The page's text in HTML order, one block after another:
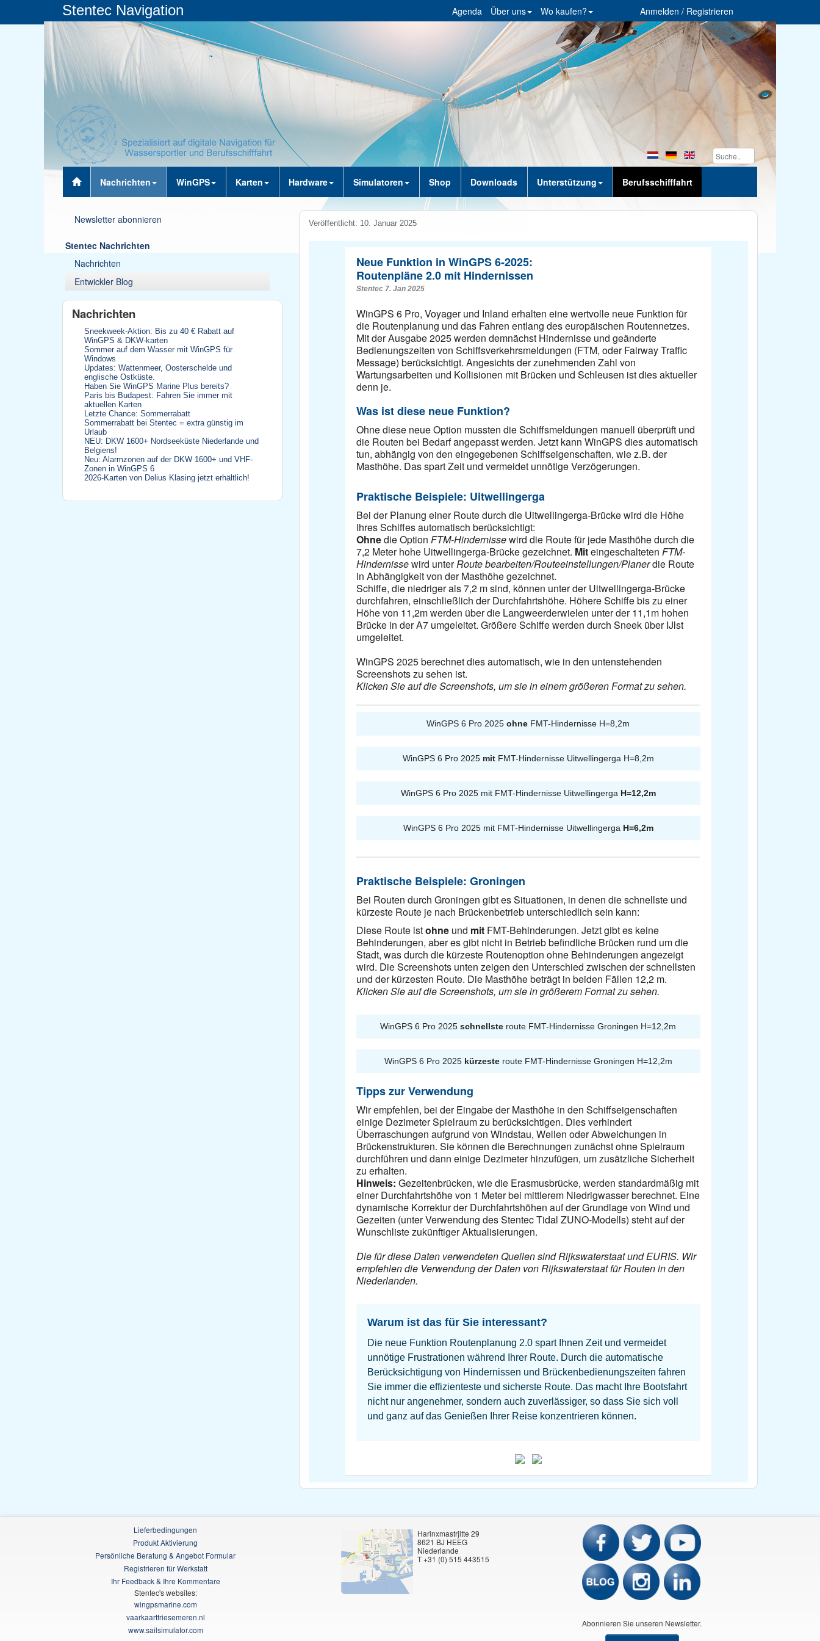
Stentec Navigation Anmelden / Registrieren
Wo kaufen?
Über uns
Agenda
Nachrichten WinGPS Karten Hardware Simulatoren Shop Downloads Unterstützung Berufsschifffahrt
Veröffentlicht: 10. Januar 2025
Neue Funktion in WinGPS 6-2025:
Routenpläne 2.0 mit Hindernissen
Stentec 7. Jan 2025
WinGPS 6 Pro, Voyager und Inland erhalten eine wertvolle neue Funktion für
die Routenplanung und das Fahren entlang des europäischen Routennetzes.
Mit der Ausgabe 2025 werden demnächst Hindernisse und geänderte
Bedienungszeiten von Schiffsverkehrsmeldungen (FTM, oder Fairway Traffic
Message) berücksichtigt. Angesichts der zunehmenden Zahl von
Wartungsarbeiten und Kollisionen mit Brücken und Schleusen ist dies aktueller
denn je.
Was ist diese neue Funktion?
Ohne diese neue Option mussten die Schiffsmeldungen manuell überprüft und
die Routen bei Bedarf angepasst werden. Jetzt kann WinGPS dies automatisch
tun, abhängig von den eingegebenen Schiffseigenschaften, wie z.B. der
Masthöhe. Das spart Zeit und vermeidet unnötige Verzögerungen.
Praktische Beispiele: Uitwellingerga
Bei der Planung einer Route durch die Uitwellingerga-Brücke wird die Höhe
Ihres Schiffes automatisch berücksichtigt:
Ohnedie Option FTM-Hindernissewird die Route für jede Masthöhe durch die
7,2 Meter hohe Uitwellingerga-Brücke gezeichnet. Miteingeschalteten FTM-
Hindernissewird unterRoute bearbeiten/Routeeinstellungen/Planerdie Route
in Abhängigkeit von der Masthöhe gezeichnet.
Schiffe, die niedriger als 7,2 m sind, können unter der Uitwellingerga-Brücke
durchfahren, einschließlich der Durchfahrtshöhe. Höhere Schiffe bis zu einer
Höhe von 11,2m werden über die Langweerderwielen unter der 11,1m hohen
Brücke in der A7 umgeleitet. Größere Schiffe werden durch Sneek über IJlst
umgeleitet.
WinGPS 2025 berechnet dies automatisch, wie in den untenstehenden
Screenshots zu sehen ist.
Klicken Sie auf die Screenshots, um sie in einem größeren Format zu sehen.
WinGPS 6 Pro 2025ohne FMT-Hindernisse H=8,2m
WinGPS 6 Pro 2025 mit FMT-Hindernisse Uitwellingerga H=8,2m
WinGPS 6 Pro 2025 mit FMT-Hindernisse Uitwellingerga H=12,2m
WinGPS 6 Pro 2025 mit FMT-Hindernisse Uitwellingerga H=6,2m
Praktische Beispiele: Groningen
Bei Routen durch Groningen gibt es Situationen, in denen die schnellste und
kürzeste Route je nach Brückenbetrieb unterschiedlich sein kann:
Diese Route istohneund mit FMT-Behinderungen. Jetzt gibt es keine
Behinderungen, aber es gibt nicht in Betrieb befindliche Brücken rund um die
Stadt, was durch die kürzeste Routenoption ohne Behinderungen angezeigt
wird. Die Screenshots unten zeigen den Unterschied zwischen der schnellsten
und der kürzesten Route. Die Masthöhe beträgt in beiden Fällen 12,2 m.
Klicken Sie auf die Screenshots, um sie in größerem Format zu sehen.
WinGPS 6 Pro 2025schnellste route FMT-Hindernisse Groningen H=12,2m
WinGPS 6 Pro 2025 kürzeste route FMT-Hindernisse Groningen H=12,2m
Tipps zur Verwendung
Wir empfehlen, bei der Eingabe der Masthöhe in den Schiffseigenschaften
einige Dezimeter Spielraum zu berücksichtigen. Dies verhindert
Überraschungen aufgrund von Windstau, Wellen oder Abweichungen in
Brückenstrukturen. Sie können die Berechnungen zunächst ohne Spielraum
durchführen und dann einige Dezimeter hinzufügen, um zusätzliche Sicherheit
zu erhalten.
Hinweis: Gezeitenbrücken, wie die Erasmusbrücke, werden standardmäßig mit
einer Durchfahrtshöhe von 1 Meter bei mittlerem Niedrigwasser berechnet. Eine
dynamische Korrektur der Durchfahrtshöhen auf der Grundlage von Wind und
Gezeiten (unter Verwendung des Stentec Tidal ZUNO-Modells) steht auf der
Wunschliste zukünftiger Aktualisierungen.
Die für diese Daten verwendeten Quellen sind Rijkswaterstaat und EURIS. Wir
empfehlen die Verwendung der Daten von Rijkswaterstaat für Routen in den
Niederlanden.
Warum ist das für Sie interessant?
Die neue Funktion Routenplanung 2.0 spart Ihnen Zeit und vermeidet
unnötige Frustrationen während Ihrer Route. Durch die automatische
Berücksichtigung von Hindernissen und Brückenbedienungszeiten fahren
Sie immer die effizienteste und sicherste Route. Das macht Ihre Bootsfahrt
nicht nur angenehmer, sondern auch zuverlässiger, so dass Sie sich voll
und ganz auf das Genießen Ihrer Reise konzentrieren können.
Newsletter abonnieren
Stentec Nachrichten
Nachrichten
Entwickler Blog
Nachrichten
Sneekweek-Aktion: Bis zu 40 € Rabatt auf
WinGPS & DKW-karten
Sommer auf dem Wasser mit WinGPS für
Windows
Updates: Wattenmeer, Oosterschelde und
englische Ostküste.
Haben Sie WinGPS Marine Plus bereits?
Paris bis Budapest: Fahren Sie immer mit
aktuellen Karten
Letzte Chance: Sommerrabatt
Sommerrabatt bei Stentec = extra günstig im
Urlaub
NEU: DKW 1600+ Nordseeküste Niederlande und
Belgiens!
Neu: Alarmzonen auf der DKW 1600+ und VHF-
Zonen in WinGPS 6
2026-Karten von Delius Klasing jetzt erhältlich!
Lieferbedingungen
Produkt Aktivierung
Persönliche Beratung & Angebot Formular
Registrieren für Werkstatt
Ihr Feedback & Ihre Kommentare
Stentec's websites:
wingpsmarine.com
vaarkaartfriesemeren.nl
www.sailsimulator.com
Harinxmastrjitte 29
8621 BJ HEEG
Niederlande
T +31 (0) 515 443515
Abonnieren Sie unseren Newsletter.